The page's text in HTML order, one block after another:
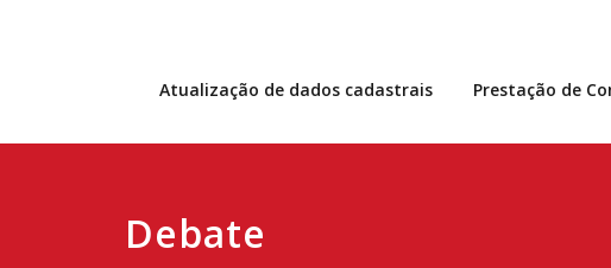
Atualização de dados cadastrais Prestação de
Debate